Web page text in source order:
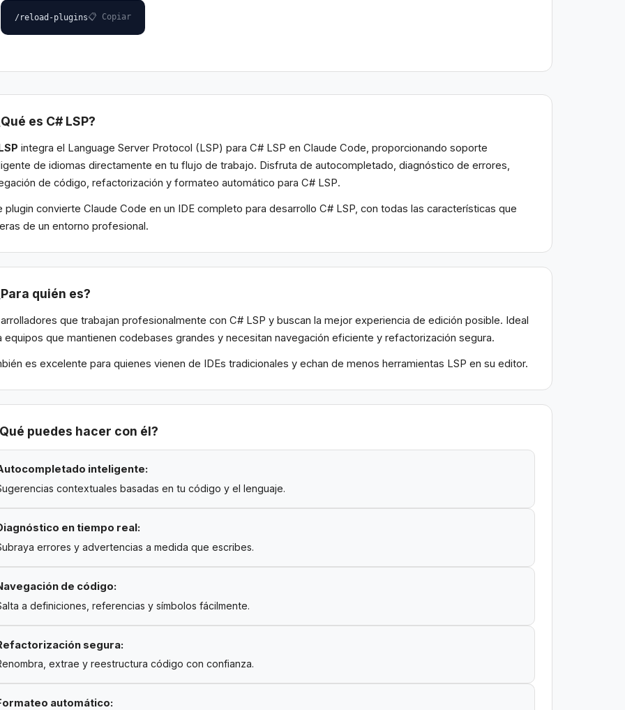
/reload-plugins📋 Copiar
es C# LSP?
integra el Language Server Protocol (LSP) para C# LSP en Claude Code, proporcionando soporte
de idiomas directamente en tu flujo de trabajo. Disfruta de autocompletado, diagnóstico de errores,
de código, refactorización y formateo automático para C# LSP.
plugin convierte Claude Code en un IDE completo para desarrollo C# LSP, con todas las características que
de un entorno profesional.
quién es?
que trabajan profesionalmente con C# LSP y buscan la mejor experiencia de edición posible. Ideal
equipos que mantienen codebases grandes y necesitan navegación eficiente y refactorización segura.
es excelente para quienes vienen de IDEs tradicionales y echan de menos herramientas LSP en su editor.
puedes hacer con él?
inteligente:
contextuales basadas en tu código y el lenguaje.
en tiempo real:
errores y advertencias a medida que escribes.
de código:
a definiciones, referencias y símbolos fácilmente.
segura:
extrae y reestructura código con confianza.
automático: